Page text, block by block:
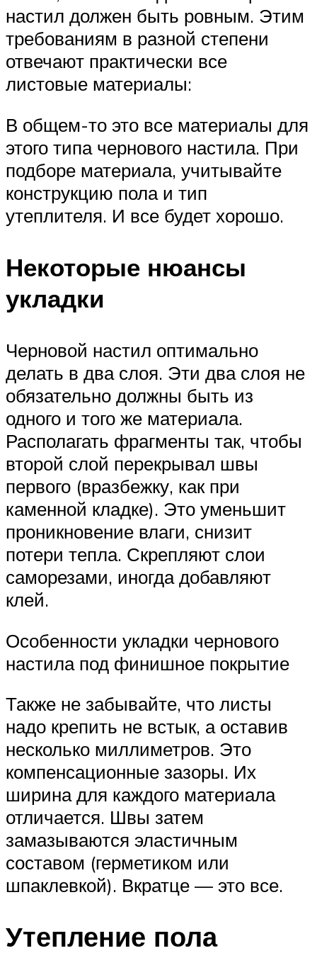
настил должен быть ровным. Этим
требованиям в разной степени
отвечают практически все
листовые материалы:
В общем-то это все материалы для
этого типа чернового настила. При
подборе материала, учитывайте
конструкцию пола и тип
утеплителя. И все будет хорошо.
Некоторые нюансы
укладки
Черновой настил оптимально
делать в два слоя. Эти два слоя не
обязательно должны быть из
одного и того же материала.
Располагать фрагменты так, чтобы
второй слой перекрывал швы
первого (вразбежку, как при
каменной кладке). Это уменьшит
проникновение влаги, снизит
потери тепла. Скрепляют слои
саморезами, иногда добавляют
клей.
Особенности укладки чернового
настила под финишное покрытие
Также не забывайте, что листы
надо крепить не встык, а оставив
несколько миллиметров. Это
компенсационные зазоры. Их
ширина для каждого материала
отличается. Швы затем
замазываются эластичным
составом (герметиком или
шпаклевкой). Вкратце — это все.
Утепление пола